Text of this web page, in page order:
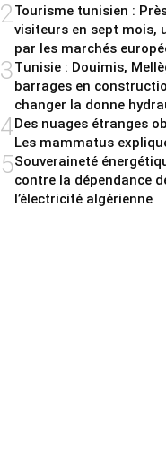
2Tourisme tunisien :
visiteurs en sept mois,
par les marchés
3Tunisie : Douimis,
barrages en
changer la donne
4Des nuages étranges
Les mammatus
5Souveraineté
contre la dépendance
l’électricité algérienne